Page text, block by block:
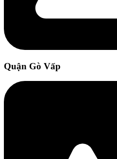
Quận Gò Vấp